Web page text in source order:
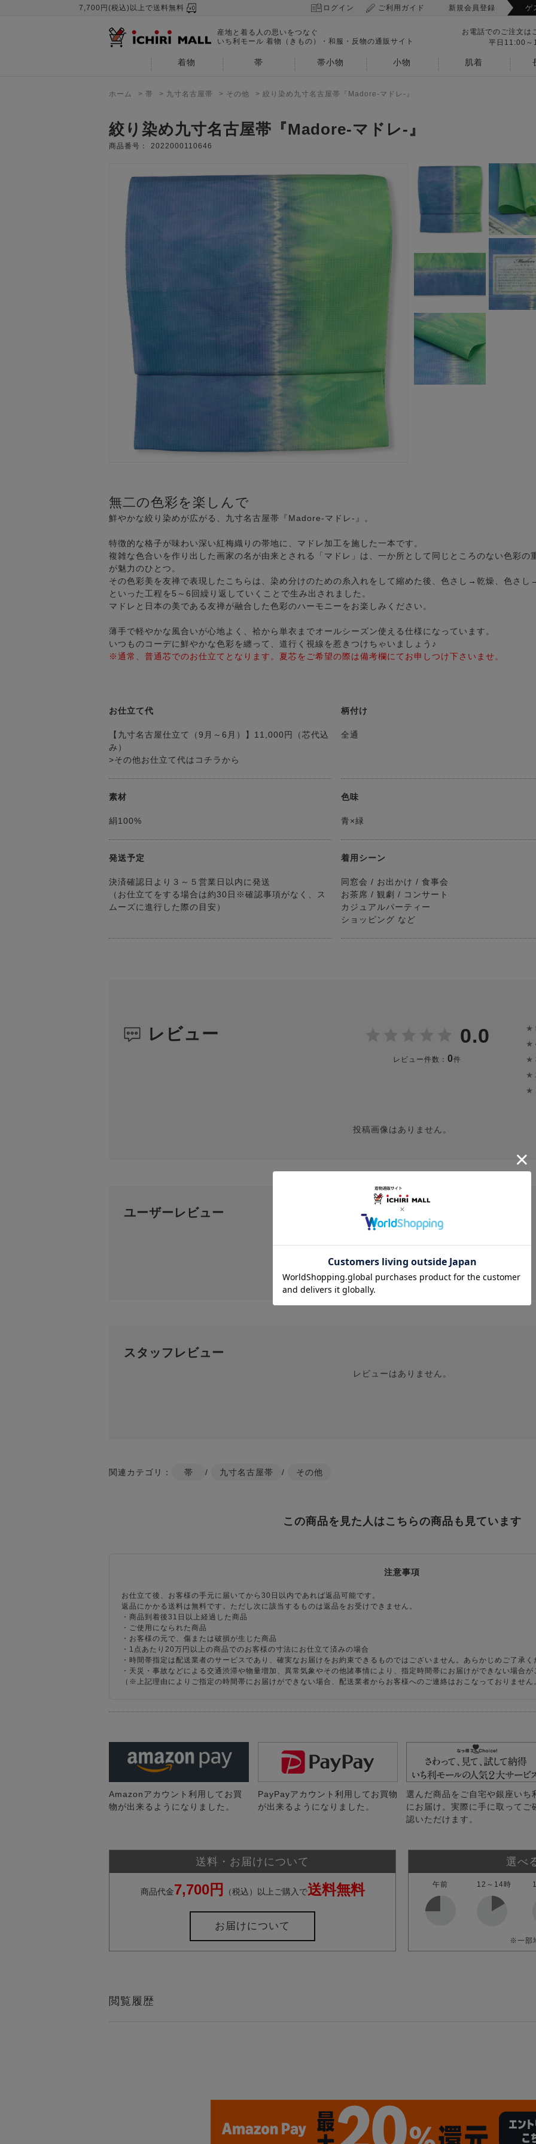
7,700円(税込)以上で送料無料 ログイン ご利用ガイド 新規会員登録 ゲ
産地と着る人の思いをつなぐ
いち利モール 着物（きもの）・和服・反物の通販サイト
お電話でのご注文は
平日11:00～
着物 帯 帯小物 小物 肌着
ホーム > 帯 > 九寸名古屋帯 > その他 > 絞り染め九寸名古屋帯『Madore-マドレ-』
絞り染め九寸名古屋帯『Madore-マドレ-』
商品番号： 2022000110646
無二の色彩を楽しんで
鮮やかな絞り染めが広がる、九寸名古屋帯『Madore-マドレ-』。
特徴的な格子が味わい深い紅梅織りの帯地に、マドレ加工を施した一本です。
複雑な色合いを作り出した画家の名が由来とされる「マドレ」は、一か所として同じところのない色彩の
が魅力のひとつ。
その色彩美を友禅で表現したこちらは、染め分けのための糸入れをして縮めた後、色さし→乾燥、色さし
といった工程を5～6回繰り返していくことで生み出されました。
マドレと日本の美である友禅が融合した色彩のハーモニーをお楽しみください。
薄手で軽やかな風合いが心地よく、袷から単衣までオールシーズン使える仕様になっています。
いつものコーデに鮮やかな色彩を纏って、道行く視線を惹きつけちゃいましょう♪
※通常、普通芯でのお仕立てとなります。夏芯をご希望の際は備考欄にてお申しつけ下さいませ。
お仕立て代
【九寸名古屋仕立て（9月～6月）】11,000円（芯代込
み）
>その他お仕立て代はコチラから
柄付け
全通
素材
絹100%
色味
青×緑
発送予定
決済確認日より３～５営業日以内に発送
（お仕立てをする場合は約30日※確認事項がなく、ス
ムーズに進行した際の目安）
着用シーン
同窓会 / お出かけ / 食事会
お茶席 / 観劇 / コンサート
カジュアルパーティー
ショッピング など
レビュー 0.0
レビュー件数： 0件
★
★
★
★
★
投稿画像はありません。
ユーザーレビュー
レビューはありません。
スタッフレビュー
レビューはありません。
関連カテゴリ： 帯 / 九寸名古屋帯 / その他
この商品を見た人はこちらの商品も見ています
注意事項
お仕立て後、お客様の手元に届いてから30日以内であれば返品可能です。
返品にかかる送料は無料です。ただし次に該当するものは返品をお受けできません。
・商品到着後31日以上経過した商品
・ご使用になられた商品
・お客様の元で、傷または破損が生じた商品
・1点あたり20万円以上の商品でのお客様の寸法にお仕立て済みの場合
・時間帯指定は配送業者のサービスであり、確実なお届けをお約束できるものではございません。あらかじめご了承く
・天災・事故などによる交通渋滞や物量増加、異常気象やその他諸事情により、指定時間帯にお届けができない場合が
（※上記理由によりご指定の時間帯にお届けができない場合、配送業者からお客様へのご連絡はおこなっておりません
Amazonアカウント利用してお買
物が出来るようになりました。
PayPayアカウント利用してお買物
が出来るようになりました。
選んだ商品をご自宅や銀座いち
にお届け。実際に手に取ってご
認いただけます。
送料・お届けについて
商品代金7,700円 （税込）以上ご購入で送料無料
お届けについて
選べ
午前 12～14時
※一部
閲覧履歴